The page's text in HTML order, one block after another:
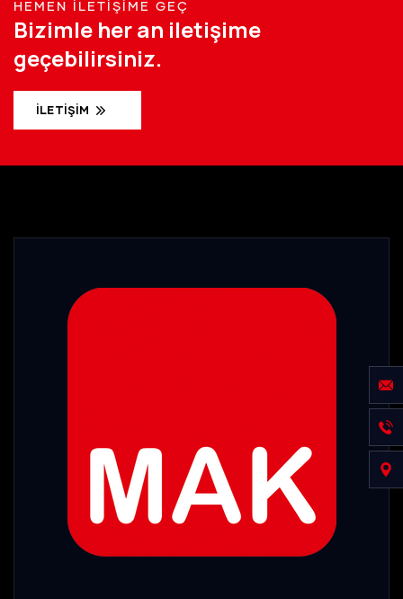
HEMEN İLETİŞİME GEÇ
Bizimle her an iletişime
geçebilirsiniz.
İLETIŞIM